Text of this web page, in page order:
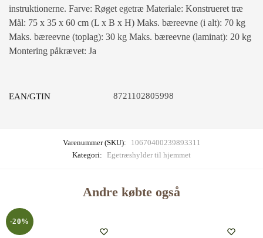
instruktionerne. Farve: Røget egetræ Materiale: Konstrueret træ
Mål: 75 x 35 x 60 cm (L x B x H) Maks. bæreevne (i alt): 70 kg
Maks. bæreevne (toplag): 30 kg Maks. bæreevne (laminat): 20 kg
Montering påkrævet: Ja
EAN/GTIN 8721102805998
Varenummer (SKU):
10670400239893311
Kategori: Egetræshylder til hjemmet
Andre købte også
-20%